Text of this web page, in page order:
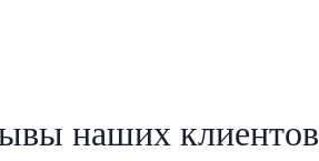
наших клиентов